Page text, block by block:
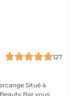
127
Bar vous